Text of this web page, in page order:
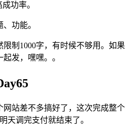
功率。
功能。
制1000字，有时候不够用。如果
发，嘿嘿。。
网站差不多搞好了，这次完成整个
天调完支付就结束了。